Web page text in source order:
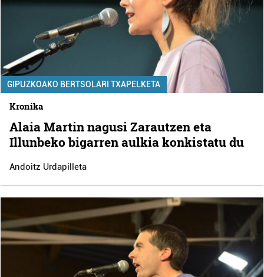
GIPUZKOAKO BERTSOLARI TXAPELKETA
Kronika
Alaia Martin nagusi Zarautzen eta
Illunbeko bigarren aulkia konkistatu du
Andoitz Urdapilleta